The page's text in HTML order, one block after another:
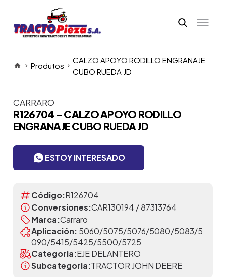
Produtos
CALZO APOYO RODILLO ENGRANAJE
CUBO RUEDA JD
Itens da Galeria
CARRARO
R126704 - CALZO APOYO RODILLO
ENGRANAJE CUBO RUEDA JD
ESTOY INTERESADO
Código:R126704
Conversiones:CAR130194 / 87313764
Marca:Carraro
Aplicación: 5060/5075/5076/5080/5083/5
090/5415/5425/5500/5725
Categoria:EJE DELANTERO
Subcategoria:TRACTOR JOHN DEERE